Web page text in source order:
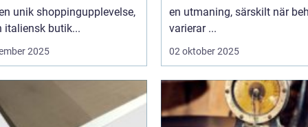
unik shoppingupplevelse,
italiensk butik...
2025
en utmaning, särskilt när
varierar ...
02 oktober 2025